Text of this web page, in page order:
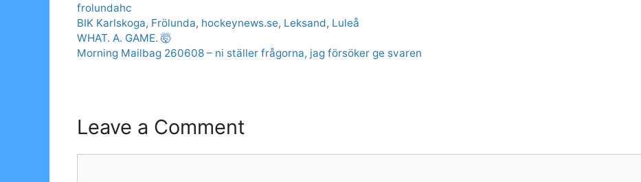
Categories
frolundahc
Tags
BIK Karlskoga, Frölunda, hockeynews.se, Leksand, Luleå
WHAT. A. GAME. 🤯
Morning Mailbag 260608 – ni ställer frågorna, jag försöker ge svaren
Leave a Comment